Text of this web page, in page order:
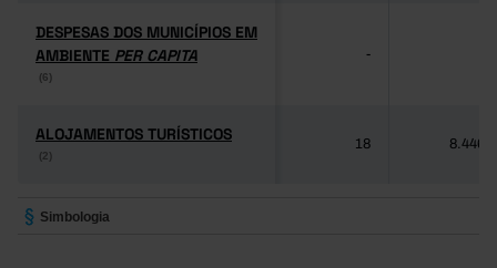
DESPESAS DOS MUNICÍPIOS EM
AMBIENTE PER CAPITA
(6)
DESPESAS DOS MUNICÍPIOS EM
AMBIENTE PER CAPITA
(6)
-
ALOJAMENTOS TURÍSTICOS
(2)
ALOJAMENTOS TURÍSTICOS
(2)
18 8.446
Simbologia